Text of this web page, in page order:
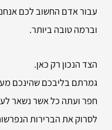
עבור אדם החשוב לכם
וברמה טובה ביותר.
הצד הנכון רק כאן.
גמרתם בליבכם שהינכם
חפר ועתה כל אשר נשאר
לסרוק את הברירות